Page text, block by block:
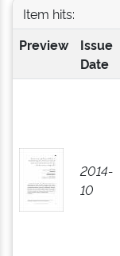
Item hits:
Preview
Issue
Date
2014-
10